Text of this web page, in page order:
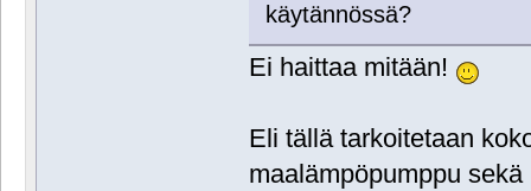
käytännössä?
Ei haittaa mitään!
Eli tällä tarkoitetaan
maalämpöpumppu